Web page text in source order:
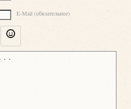
E-Mail (обязательное)